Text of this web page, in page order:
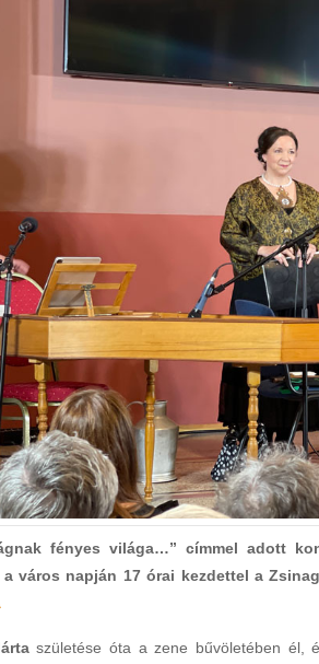
fényes világa…” címmel adott
a város napján 17 órai kezdettel a
születése óta a zene bűvöletében él,